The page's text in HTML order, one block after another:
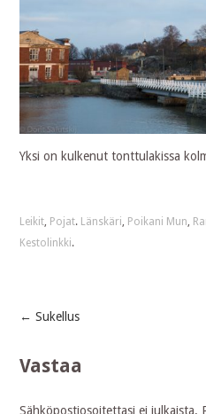
Yksi on kulkenut tonttulakissa
Leikit Pojat. Länskäri Poikani Mun
Kestolinkki.
Post
navigation
← Sukellus
Vastaa
Sähköpostiosoitettasi ei julkaista.